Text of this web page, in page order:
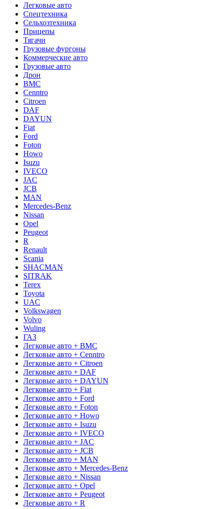
Легковые авто
Спецтехника
Сельхозтехника
Прицепы
Тягачи
Грузовые фургоны
Коммерческие авто
Грузовые авто
Дрон
BMC
Cenntro
Citroen
DAF
DAYUN
Fiat
Ford
Foton
Howo
Isuzu
IVECO
JAC
JCB
MAN
Mercedes-Benz
Nissan
Opel
Peugeot
R
Renault
Scania
SHACMAN
SITRAK
Terex
Toyota
UAC
Volkswagen
Volvo
Wuling
ГАЗ
Легковые авто + BMC
Легковые авто + Cenntro
Легковые авто + Citroen
Легковые авто + DAF
Легковые авто + DAYUN
Легковые авто + Fiat
Легковые авто + Ford
Легковые авто + Foton
Легковые авто + Howo
Легковые авто + Isuzu
Легковые авто + IVECO
Легковые авто + JAC
Легковые авто + JCB
Легковые авто + MAN
Легковые авто + Mercedes-Benz
Легковые авто + Nissan
Легковые авто + Opel
Легковые авто + Peugeot
Легковые авто + R